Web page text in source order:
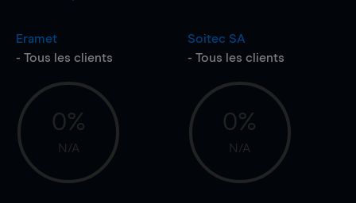
Eramet
- Tous les clients
0%
N/A
Soitec SA
- Tous les clients
0%
N/A